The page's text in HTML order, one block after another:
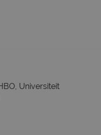
Universiteit